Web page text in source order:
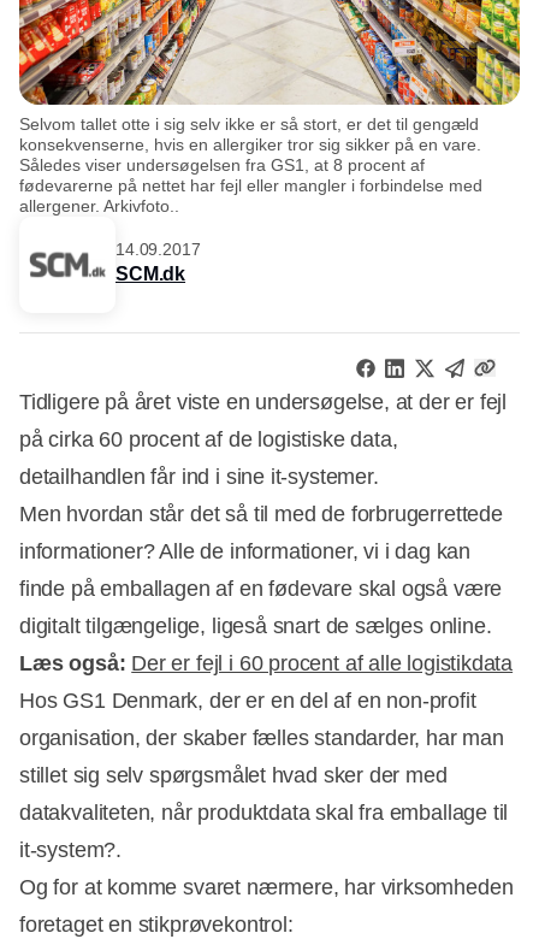
Selvom tallet otte i sig selv ikke er så stort, er det til gengæld
konsekvenserne, hvis en allergiker tror sig sikker på en vare.
Således viser undersøgelsen fra GS1, at 8 procent af
fødevarerne på nettet har fejl eller mangler i forbindelse med
allergener. Arkivfoto..
14.09.2017
SCM.dk
Tidligere på året viste en undersøgelse, at der er fejl
på cirka 60 procent af de logistiske data,
detailhandlen får ind i sine it-systemer.
Men hvordan står det så til med de forbrugerrettede
informationer? Alle de informationer, vi i dag kan
finde på emballagen af en fødevare skal også være
digitalt tilgængelige, ligeså snart de sælges online.
Læs også: Der er fejl i 60 procent af alle logistikdata
Hos GS1 Denmark, der er en del af en non-profit
organisation, der skaber fælles standarder, har man
stillet sig selv spørgsmålet hvad sker der med
datakvaliteten, når produktdata skal fra emballage til
it-system?.
Og for at komme svaret nærmere, har virksomheden
foretaget en stikprøvekontrol: